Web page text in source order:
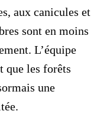
aux canicules et
sont en moins
L’équipe
que les forêts
une